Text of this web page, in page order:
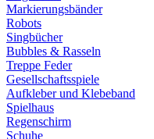
Markierungsbänder
Robots
Singbücher
Bubbles & Rasseln
Treppe Feder
Gesellschaftsspiele
Aufkleber und Klebeband
Spielhaus
Regenschirm
Schuhe